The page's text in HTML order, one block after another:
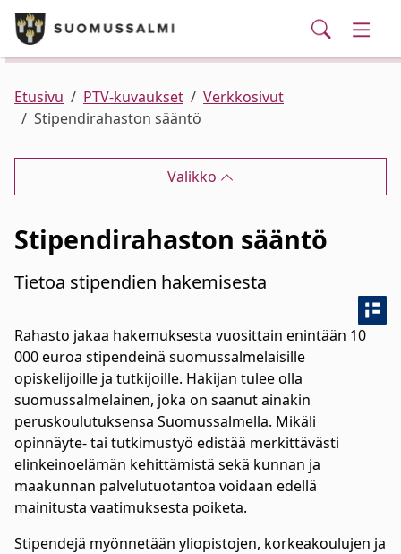
Siirry pääsisältöön
Puhelinluettelo/yhteystiedot
Palvelut
Ajankohtaista
Verkkokauppa
Haku
Kunta ja hallinto
Asuminen ja ympäristö
Elinvoima
Kulttuuri, vapaa-aika ja nuoret
Etusivu PTV-kuvaukset
Verkkosivut
Stipendirahaston sääntö
Valikko
Stipendirahaston sääntö
Tietoa stipendien hakemisesta
Rahasto jakaa hakemuksesta vuosittain enintään 10
000 euroa stipendeinä suomussalmelaisille
opiskelijoille ja tutkijoille. Hakijan tulee olla
suomussalmelainen, joka on saanut ainakin
peruskoulutuksensa Suomussalmella. Mikäli
opinnäyte- tai tutkimustyö edistää merkittävästi
elinkeinoelämän kehittämistä sekä kunnan ja
maakunnan palvelutuotantoa voidaan edellä
mainitusta vaatimuksesta poiketa.
Stipendejä myönnetään yliopistojen, korkeakoulujen ja